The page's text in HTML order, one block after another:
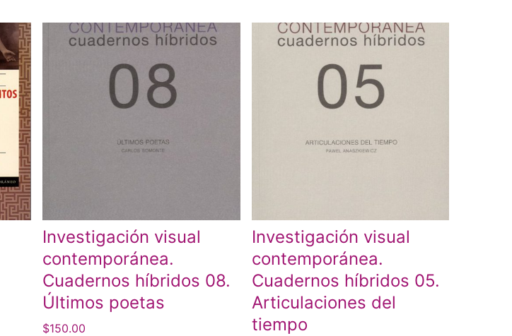
Investigación visual
contemporánea.
Cuadernos híbridos 08.
Últimos poetas
$150.00
Investigación visual
contemporánea.
Cuadernos híbridos 05.
Articulaciones del
tiempo